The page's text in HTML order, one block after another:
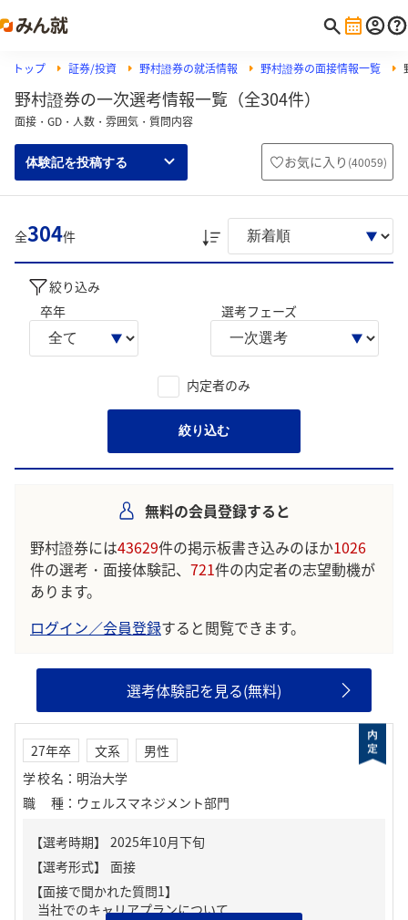
トップ 証券/投資 野村證券の就活情報 野村證券の面接情報一覧
野村證券の一次選考情報一覧（全304件）
面接・GD・人数・雰囲気・質問内容
体験記を投稿する お気に入り (40059)
全304件
絞り込み
卒年
選考フェーズ
内定者のみ
絞り込む
無料の会員登録すると
野村證券には43629件の掲示板書き込みのほか1026
件の選考・面接体験記、 721件の内定者の志望動機が
あります。
ログイン／会員登録すると閲覧できます。
選考体験記を見る(無料)
27年卒 文系
男性
学校名 ： 明治大学
職種 ： ウェルスマネジメント部門
【面接で聞かれた質問1】
当社でのキャリアプランについて